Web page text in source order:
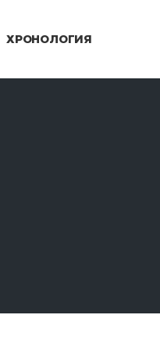
ХРОНОЛОГИЯ